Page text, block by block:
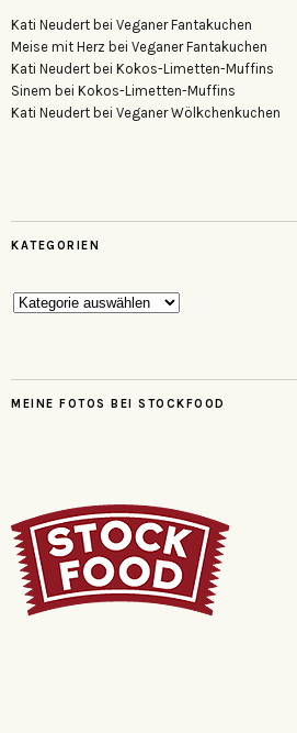
Kati Neudert bei Veganer Fantakuchen
Meise mit Herz bei Veganer Fantakuchen
Kati Neudert bei Kokos-Limetten-Muffins
Sinem bei Kokos-Limetten-Muffins
Kati Neudert bei Veganer Wölkchenkuchen
KATEGORIEN
Kategorien
MEINE FOTOS BEI STOCKFOOD